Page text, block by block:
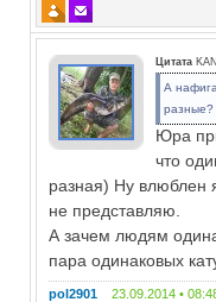
Цитата
А
разные?
Юра
что
разная) Ну влюблен
не представляю.
А зачем людям
пара одинаковых
pol2901 23.09.2014 •